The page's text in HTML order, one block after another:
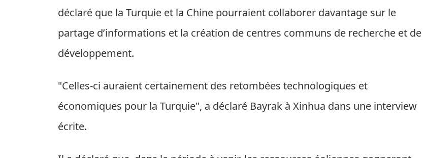
déclaré que la Turquie et la Chine pourraient collaborer davantage sur le
partage d’informations et la création de centres communs de recherche et de
développement.
"Celles-ci auraient certainement des retombées technologiques et
économiques pour la Turquie", a déclaré Bayrak à Xinhua dans une interview
écrite.